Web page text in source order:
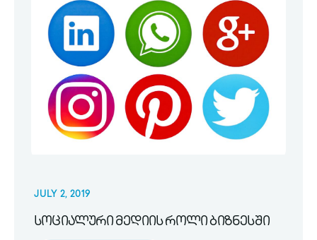
JULY 2, 2019
სოციალური მედიის როლი ბიზნესში